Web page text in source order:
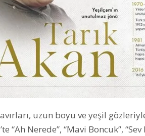
uzun boyu ve yeşil
“Ah Nerede”, “Mavi Boncuk”,